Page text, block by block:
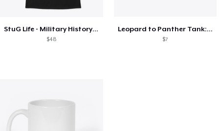
StuG Life - Military History Visualized
$48
Leopard to Panther Tank: "Daddy?"
$7